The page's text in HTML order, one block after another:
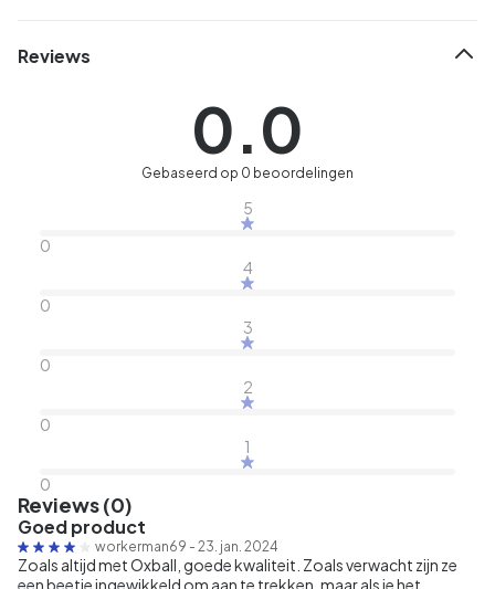
Reviews
0.0
Gebaseerd op 0 beoordelingen
5
0
4
0
3
0
2
0
1
0
Reviews (0)
Goed product
workerman69 - 23. jan. 2024
Zoals altijd met Oxball, goede kwaliteit. Zoals verwacht zijn ze
een beetje ingewikkeld om aan te trekken, maar als je het